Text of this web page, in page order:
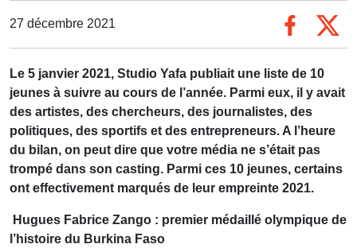
27 décembre 2021
Le 5 janvier 2021, Studio Yafa publiait une liste de 10
jeunes à suivre au cours de l’année. Parmi eux, il y avait
des artistes, des chercheurs, des journalistes, des
politiques, des sportifs et des entrepreneurs. A l’heure
du bilan, on peut dire que votre média ne s’était pas
trompé dans son casting. Parmi ces 10 jeunes, certains
ont effectivement marqués de leur empreinte 2021.
Hugues Fabrice Zango : premier médaillé olympique de
l’histoire du Burkina Faso